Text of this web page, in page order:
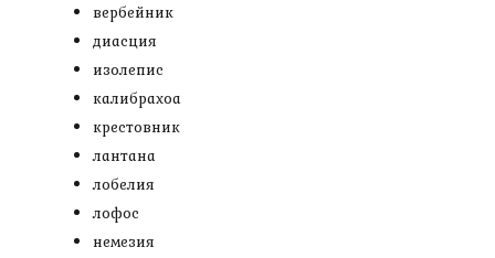
вербейник
диасция
изолепис
калибрахоа
крестовник
лантана
лобелия
лофос
немезия